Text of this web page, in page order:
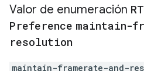
Valor de enumeración
Preference maintain-
resolution
maintain-framerate-and-